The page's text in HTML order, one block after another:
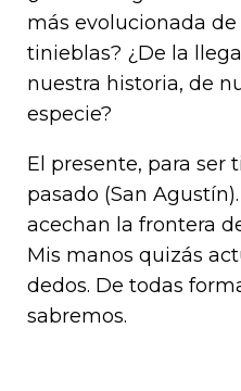
más evolucionada
tinieblas? ¿De la
nuestra historia, de
especie?
El presente, para ser
pasado (San
acechan la frontera
Mis manos quizás
dedos. De todas
sabremos.